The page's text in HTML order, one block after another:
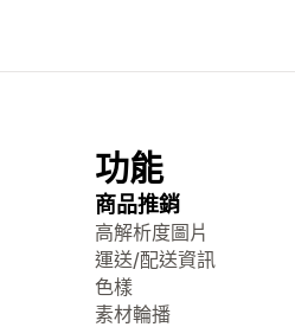
功能
商品推銷
高解析度圖片
運送/配送資訊
色樣
素材輪播